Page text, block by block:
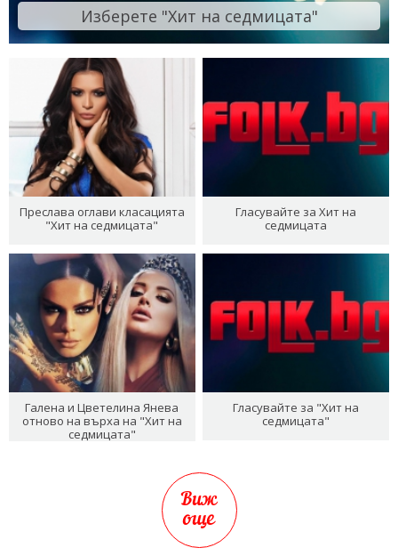
Изберете "Хит на седмицата"
Преслава оглави класацията
"Хит на седмицата"
Гласувайте за Хит на
седмицата
Галена и Цветелина Янева
отново на върха на "Хит на
седмицата"
Гласувайте за "Хит на
седмицата"
Виж
още